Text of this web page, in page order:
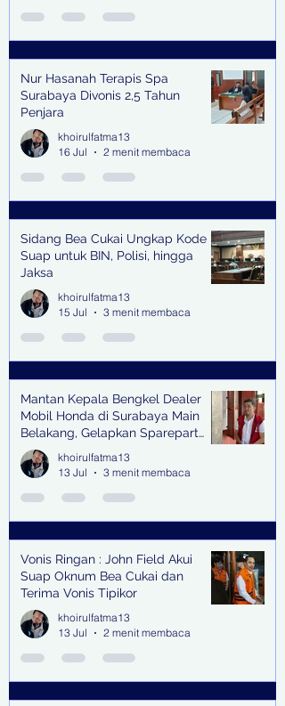
Nur Hasanah Terapis Spa
Surabaya Divonis 2,5 Tahun
Penjara
khoirulfatma13
16 Jul
2 menit membaca
Sidang Bea Cukai Ungkap Kode
Suap untuk BIN, Polisi, hingga
Jaksa
khoirulfatma13
15 Jul
3 menit membaca
Mantan Kepala Bengkel Dealer
Mobil Honda di Surabaya Main
Belakang, Gelapkan Sparepart
Senilai Rp 1,9 Miliar
khoirulfatma13
13 Jul
3 menit membaca
Vonis Ringan : John Field Akui
Suap Oknum Bea Cukai dan
Terima Vonis Tipikor
khoirulfatma13
13 Jul
2 menit membaca